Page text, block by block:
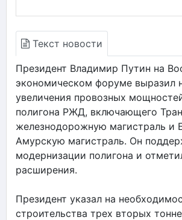
Текст новости
Президент Владимир Путин на
экономическом форуме выразил
увеличения провозных
полигона РЖД, включающего
железнодорожную магистраль и
Амурскую магистраль. Он
модернизации полигона и
расширения.
Президент указал на
строительства трех вторых